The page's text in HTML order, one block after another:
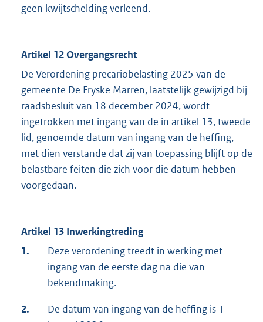
geen kwijtschelding verleend.
Artikel 12 Overgangsrecht
De Verordening precariobelasting 2025 van de
gemeente De Fryske Marren, laatstelijk gewijzigd bij
raadsbesluit van 18 december 2024, wordt
ingetrokken met ingang van de in artikel 13, tweede
lid, genoemde datum van ingang van de heffing,
met dien verstande dat zij van toepassing blijft op de
belastbare feiten die zich voor die datum hebben
voorgedaan.
Artikel 13 Inwerkingtreding
1.
Deze verordening treedt in werking met
ingang van de eerste dag na die van
bekendmaking.
2.
De datum van ingang van de heffing is 1